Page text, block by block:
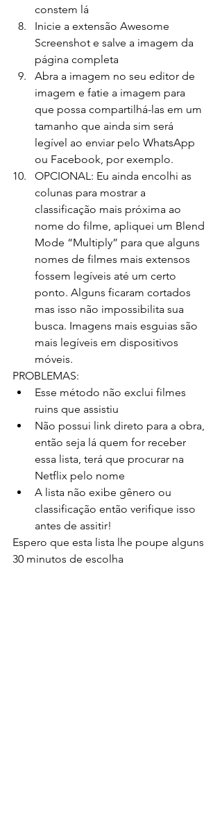
constem lá
Inicie a extensão Awesome
Screenshot e salve a imagem da
página completa
Abra a imagem no seu editor de
imagem e fatie a imagem para
que possa compartilhá-las em um
tamanho que ainda sim será
legível ao enviar pelo WhatsApp
ou Facebook, por exemplo.
OPCIONAL: Eu ainda encolhi as
colunas para mostrar a
classificação mais próxima ao
nome do filme, apliquei um Blend
Mode “Multiply” para que alguns
nomes de filmes mais extensos
fossem legíveis até um certo
ponto. Alguns ficaram cortados
mas isso não impossibilita sua
busca. Imagens mais esguias são
mais legíveis em dispositivos
móveis.
PROBLEMAS:
Esse método não exclui filmes
ruins que assistiu
Não possui link direto para a obra,
então seja lá quem for receber
essa lista, terá que procurar na
Netflix pelo nome
A lista não exibe gênero ou
classificação então verifique isso
antes de assitir!
Espero que esta lista lhe poupe alguns
30 minutos de escolha